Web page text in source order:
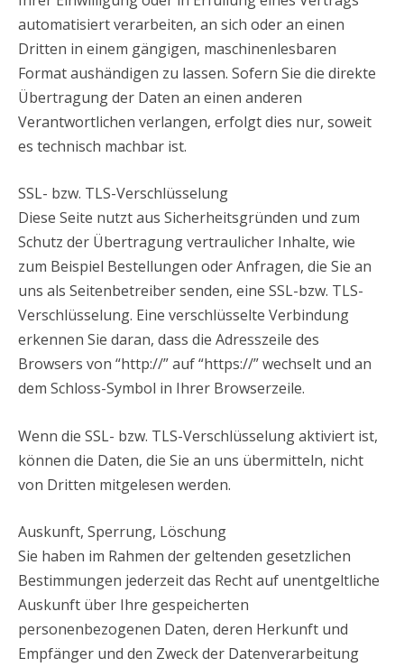
automatisiert verarbeiten, an sich oder an einen
Dritten in einem gängigen, maschinenlesbaren
Format aushändigen zu lassen. Sofern Sie die direkte
Übertragung der Daten an einen anderen
Verantwortlichen verlangen, erfolgt dies nur, soweit
es technisch machbar ist.
SSL- bzw. TLS-Verschlüsselung
Diese Seite nutzt aus Sicherheitsgründen und zum
Schutz der Übertragung vertraulicher Inhalte, wie
zum Beispiel Bestellungen oder Anfragen, die Sie an
uns als Seitenbetreiber senden, eine SSL-bzw. TLS-
Verschlüsselung. Eine verschlüsselte Verbindung
erkennen Sie daran, dass die Adresszeile des
Browsers von “http://” auf “https://” wechselt und an
dem Schloss-Symbol in Ihrer Browserzeile.
Wenn die SSL- bzw. TLS-Verschlüsselung aktiviert ist,
können die Daten, die Sie an uns übermitteln, nicht
von Dritten mitgelesen werden.
Auskunft, Sperrung, Löschung
Sie haben im Rahmen der geltenden gesetzlichen
Bestimmungen jederzeit das Recht auf unentgeltliche
Auskunft über Ihre gespeicherten
personenbezogenen Daten, deren Herkunft und
Empfänger und den Zweck der Datenverarbeitung